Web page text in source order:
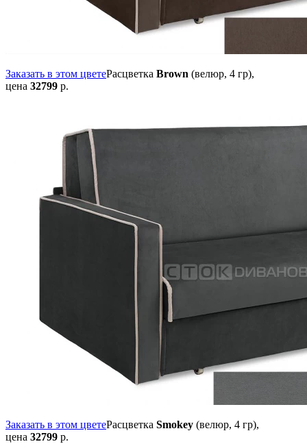
Заказать в этом цветеРасцветка Brown (велюр, 4 гр),
цена 32799 р.
Заказать в этом цветеРасцветка Smokey (велюр, 4 гр),
цена 32799 р.